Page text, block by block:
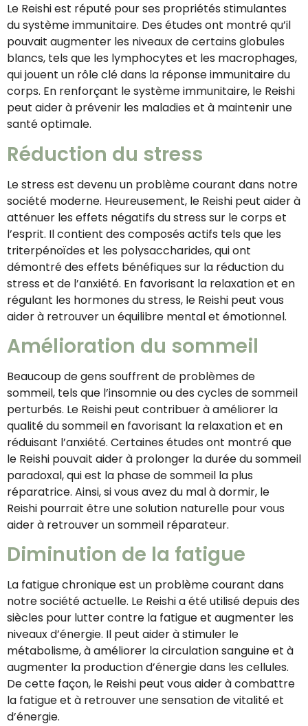
Le Reishi est réputé pour ses propriétés stimulantes
du système immunitaire. Des études ont montré qu’il
pouvait augmenter les niveaux de certains globules
blancs, tels que les lymphocytes et les macrophages,
qui jouent un rôle clé dans la réponse immunitaire du
corps. En renforçant le système immunitaire, le Reishi
peut aider à prévenir les maladies et à maintenir une
santé optimale.
Réduction du stress
Le stress est devenu un problème courant dans notre
société moderne. Heureusement, le Reishi peut aider à
atténuer les effets négatifs du stress sur le corps et
l’esprit. Il contient des composés actifs tels que les
triterpénoïdes et les polysaccharides, qui ont
démontré des effets bénéfiques sur la réduction du
stress et de l’anxiété. En favorisant la relaxation et en
régulant les hormones du stress, le Reishi peut vous
aider à retrouver un équilibre mental et émotionnel.
Amélioration du sommeil
Beaucoup de gens souffrent de problèmes de
sommeil, tels que l’insomnie ou des cycles de sommeil
perturbés. Le Reishi peut contribuer à améliorer la
qualité du sommeil en favorisant la relaxation et en
réduisant l’anxiété. Certaines études ont montré que
le Reishi pouvait aider à prolonger la durée du sommeil
paradoxal, qui est la phase de sommeil la plus
réparatrice. Ainsi, si vous avez du mal à dormir, le
Reishi pourrait être une solution naturelle pour vous
aider à retrouver un sommeil réparateur.
Diminution de la fatigue
La fatigue chronique est un problème courant dans
notre société actuelle. Le Reishi a été utilisé depuis des
siècles pour lutter contre la fatigue et augmenter les
niveaux d’énergie. Il peut aider à stimuler le
métabolisme, à améliorer la circulation sanguine et à
augmenter la production d’énergie dans les cellules.
De cette façon, le Reishi peut vous aider à combattre
la fatigue et à retrouver une sensation de vitalité et
d’énergie.